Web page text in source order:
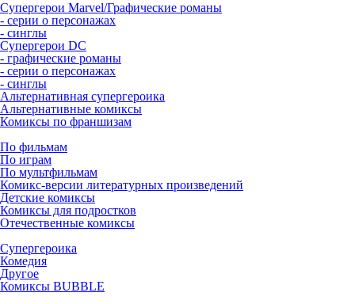
Супергерои Marvel/Графические романы
- серии о персонажах
- синглы
Супергерои DC
- графические романы
- серии о персонажах
- синглы
Альтернативная супергероика
Альтернативные комиксы
Комиксы по франшизам
По фильмам
По играм
По мультфильмам
Комикс-версии литературных произведений
Детские комиксы
Комиксы для подростков
Отечественные комиксы
Супергероика
Комедия
Другое
Комиксы BUBBLE